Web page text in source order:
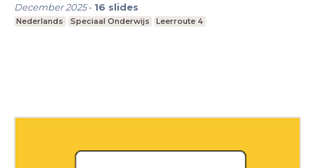
December 2025- 16 slides
Nederlands Speciaal Onderwijs Leerroute 4